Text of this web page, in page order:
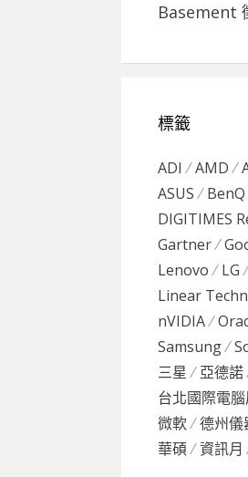
Basement
標籤
ADI AMD
ASUS
BenQ
DIGITIMES
Gartner
Lenovo
LG
Linear
nVIDIA
Samsung
三星
亞德諾
台北國際電
微軟
德州儀
華碩
資訊月